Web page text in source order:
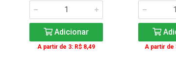
Adicionar
A partir de 3: R$ 8,49 A partir de